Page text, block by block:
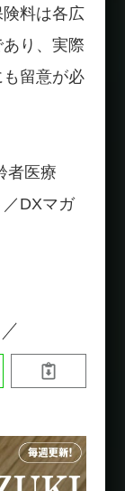
料は各広
り、実際
留意が必
者医療
DXマガ